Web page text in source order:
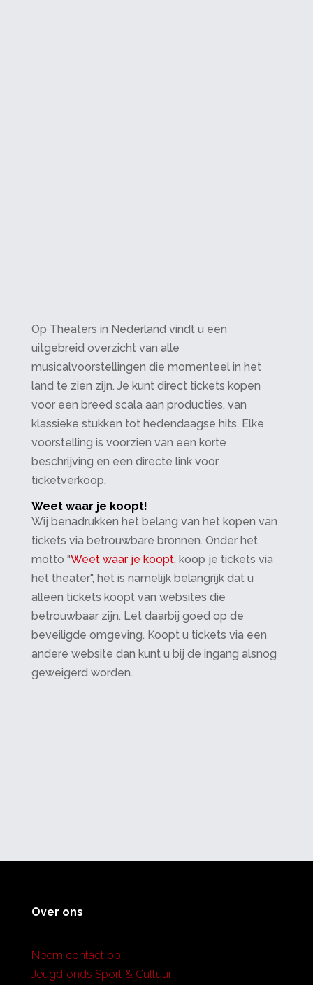
Op Theaters in Nederland vindt u een
uitgebreid overzicht van alle
musicalvoorstellingen die momenteel in het
land te zien zijn. Je kunt direct tickets kopen
voor een breed scala aan producties, van
klassieke stukken tot hedendaagse hits. Elke
voorstelling is voorzien van een korte
beschrijving en een directe link voor
ticketverkoop.
Weet waar je koopt!
Wij benadrukken het belang van het kopen van
tickets via betrouwbare bronnen. Onder het
motto "Weet waar je koopt, koop je tickets via
het theater", het is namelijk belangrijk dat u
alleen tickets koopt van websites die
betrouwbaar zijn. Let daarbij goed op de
beveiligde omgeving. Koopt u tickets via een
andere website dan kunt u bij de ingang alsnog
geweigerd worden.
Over ons
Neem contact op
Jeugdfonds Sport & Cultuur